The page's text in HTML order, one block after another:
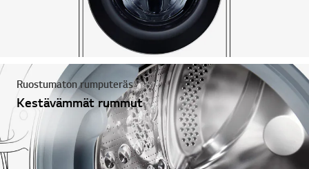
Ruostumaton rumputeräs
Kestävämmät rummut